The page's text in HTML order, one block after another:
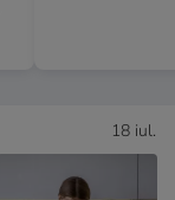
18 iul.